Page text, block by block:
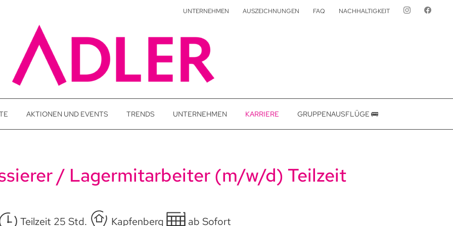
UNTERNEHMEN AUSZEICHNUNGEN FAQ NACHHALTIGKEIT
AKTIONEN UND EVENTS TRENDS UNTERNEHMEN KARRIERE GRUPPENAUSFLÜGE 🚌
/ Lagermitarbeiter (m/w/d) Teilzeit
Teilzeit 25 Std. Kapfenberg ab Sofort
für die Funktionalität der Seite sind und zum anderen dabei helfen, das Nutzererlebnis zu optimieren.